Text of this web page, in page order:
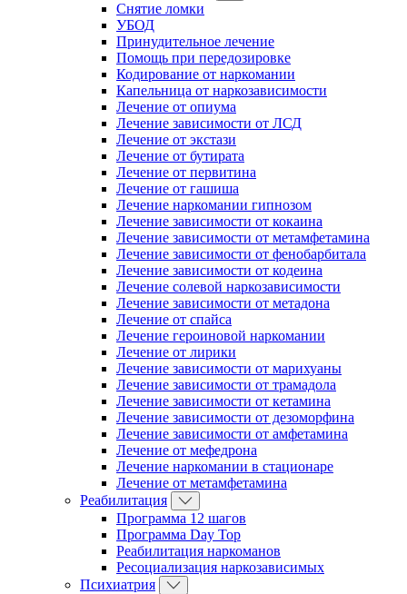
Снятие ломки
УБОД
Принудительное лечение
Помощь при передозировке
Кодирование от наркомании
Капельница от наркозависимости
Лечение от опиума
Лечение зависимости от ЛСД
Лечение от экстази
Лечение от бутирата
Лечение от первитина
Лечение от гашиша
Лечение наркомании гипнозом
Лечение зависимости от кокаина
Лечение зависимости от метамфетамина
Лечение зависимости от фенобарбитала
Лечение зависимости от кодеина
Лечение солевой наркозависимости
Лечение зависимости от метадона
Лечение от спайса
Лечение героиновой наркомании
Лечение от лирики
Лечение зависимости от марихуаны
Лечение зависимости от трамадола
Лечение зависимости от кетамина
Лечение зависимости от дезоморфина
Лечение зависимости от амфетамина
Лечение от мефедрона
Лечение наркомании в стационаре
Лечение от метамфетамина
Реабилитация
Программа 12 шагов
Программа Day Top
Реабилитация наркоманов
Ресоциализация наркозависимых
Психиатрия